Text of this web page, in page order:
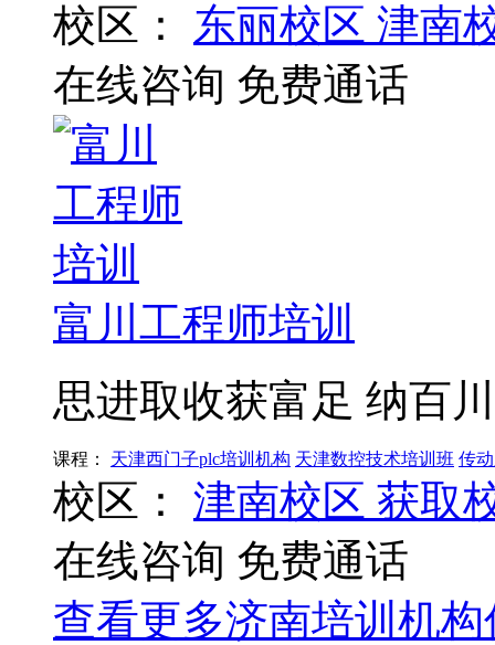
校区： 东丽校区 津南
在线咨询 免费通话
富川工程师培训
思进取收获富足 纳百
课程： 天津西门子plc培训机构 天津数控技术培训班 传
校区： 津南校区 获取
在线咨询 免费通话
查看更多济南培训机构